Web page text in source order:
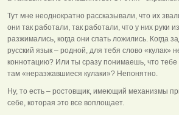
Тут мне неоднократно рассказывали, что их
они так работали, так работали, что у них руки
разжимались, когда они спать ложились. Когда
русский язык – родной, для тебя слово «кулак»
коннотацию? Или ты сразу понимаешь, что тебе
там «неразжавшиеся кулаки»? Непонятно.
Ну, то есть – ростовщик, имеющий механизмы
себе, которая это все воплощает.